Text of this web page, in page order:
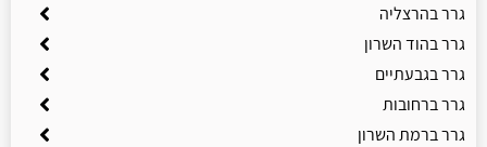
גרר בהרצליה
גרר בהוד השרון
גרר בגבעתיים
גרר ברחובות
גרר ברמת השרון